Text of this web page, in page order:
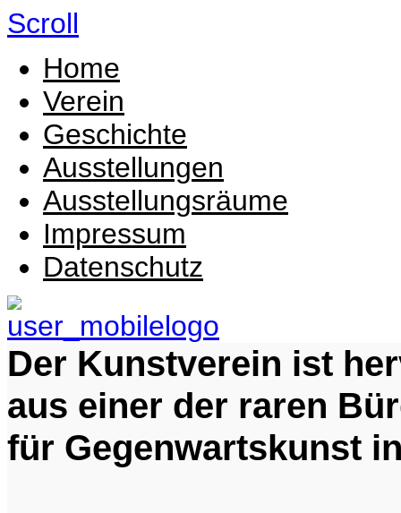
Scroll
Home
Verein
Geschichte
Ausstellungen
Ausstellungsräume
Impressum
Datenschutz
Der Kunstverein ist
aus einer der raren
für Gegenwartskunst